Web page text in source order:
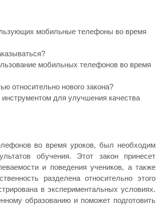
мобильные телефоны во время
мобильных телефонов во время
относительно нового закона?
для улучшения качества
во время уроков, был необходим
обучения. Этот закон принесет
и поведения учеников, а также
разделена относительно этого
в экспериментальных условиях.
образованию и поможет подготовить